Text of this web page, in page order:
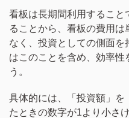
看板は長期間利用すること
ることから、看板の費用
なく、投資としての側面を
はこのことを含め、効率性
う。
具体的には、「投資額」を
たときの数字が1より小さ